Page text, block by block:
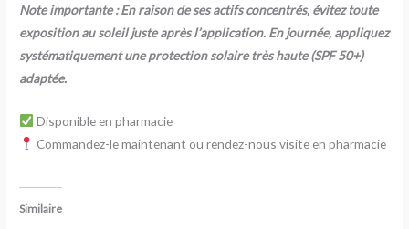
Note importante : En raison de ses actifs concentrés, évitez toute
exposition au soleil juste après l’application. En journée, appliquez
systématiquement une protection solaire très haute (SPF 50+)
adaptée.
Disponible en pharmacie
Commandez-le maintenant ou rendez-nous visite en pharmacie
Similaire